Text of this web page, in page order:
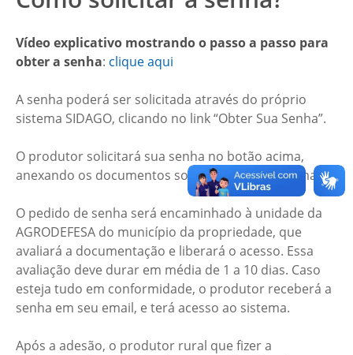
Vídeo explicativo mostrando o passo a passo para
obter a senha: clique aqui
A senha poderá ser solicitada através do próprio
sistema SIDAGO, clicando no link “Obter Sua Senha”.
O produtor solicitará sua senha no botão acima,
anexando os documentos solicitados pelo sistema.
O pedido de senha será encaminhado à unidade da
AGRODEFESA do município da propriedade, que
avaliará a documentação e liberará o acesso. Essa
avaliação deve durar em média de 1 a 10 dias. Caso
esteja tudo em conformidade, o produtor receberá a
senha em seu email, e terá acesso ao sistema.
Após a adesão, o produtor rural que fizer a